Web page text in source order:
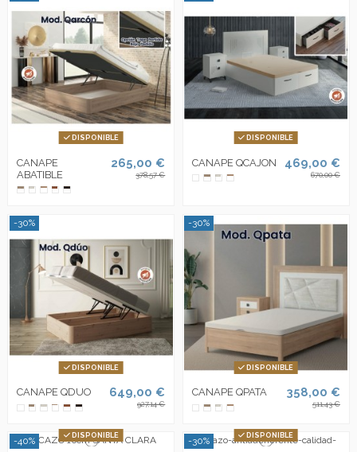
DISPONIBLE
CANAPE
ABATIBLE
265,00 €
378,57 €
DISPONIBLE
CANAPE QCAJON 469,00 €
670,00 €
-30%
DISPONIBLE
CANAPE QDUO 649,00 €
927,14 €
-30%
DISPONIBLE
CANAPE QPATA 358,00 €
511,43 €
-40%
DISPONIBLE
-30%
DISPONIBLE